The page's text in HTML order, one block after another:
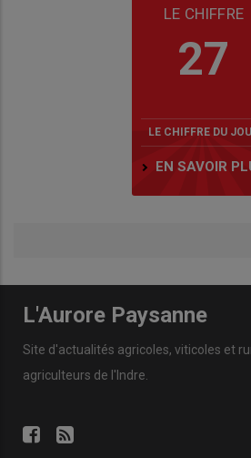
LE CHIFFRE
27
LE CHIFFRE DU
EN SAVOIR
L'Aurore Paysanne
Site d'actualités agricoles, viticoles et
agriculteurs de l'Indre.